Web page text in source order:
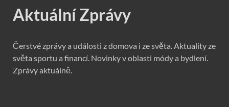
Aktuální Zprávy
Čerstvé zprávy a události z domova i ze světa. Aktuality ze
světa sportu a financí. Novinky v oblasti módy a bydlení.
Zprávy aktuálně.